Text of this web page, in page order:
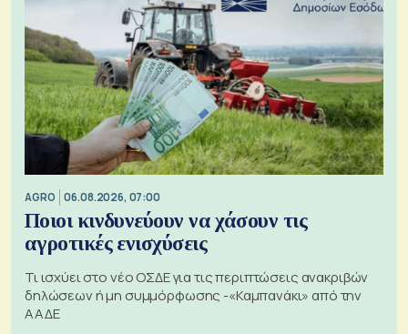
AGRO 06.08.2026, 07:00
Ποιοι κινδυνεύουν να χάσουν τις
αγροτικές ενισχύσεις
Τι ισχύει στο νέο ΟΣΔΕ για τις περιπτώσεις ανακριβών
δηλώσεων ή μη συμμόρφωσης -«Καμπανάκι» από την
ΑΑΔΕ